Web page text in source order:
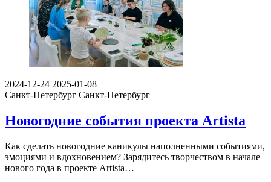
2024-12-24 2025-01-08
Санкт-Петербург Санкт-Петербург
Новогодние события проекта Artista
Как сделать новогодние каникулы наполненными событиями,
эмоциями и вдохновением? Зарядитесь творчеством в начале
нового года в проекте Artista…